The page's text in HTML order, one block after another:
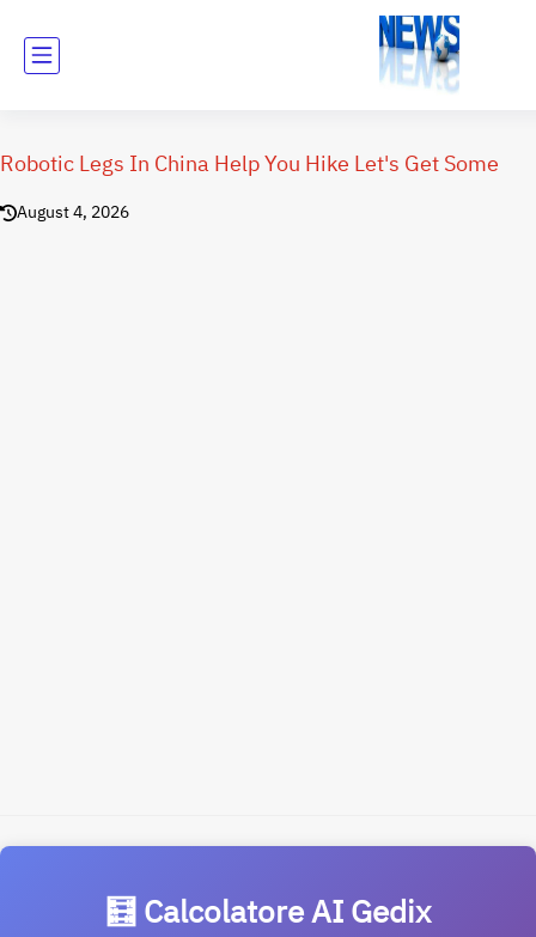
Robotic Legs In China Help You Hike Let's Get Some
August 4, 2026
🧮 Calcolatore AI Gedix